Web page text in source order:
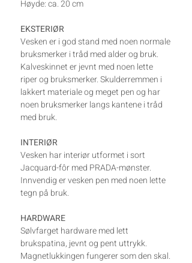
Høyde: ca. 20 cm
EKSTERIØR
Vesken er i god stand med noen normale
bruksmerker i tråd med alder og bruk.
Kalveskinnet er jevnt med noen lette
riper og bruksmerker. Skulderremmen i
lakkert materiale og meget pen og har
noen bruksmerker langs kantene i tråd
med bruk.
INTERIØR
Vesken har interiør utformet i sort
Jacquard-fôr med PRADA-mønster.
Innvendig er vesken pen med noen lette
tegn på bruk.
HARDWARE
Sølvfarget hardware med lett
brukspatina, jevnt og pent uttrykk.
Magnetlukkingen fungerer som den skal.